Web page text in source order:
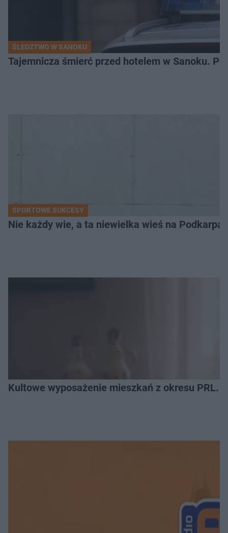
ŚLEDZTWO W SANOKU
Tajemnicza śmierć przed hotelem w Sanoku.
SPORTOWE SUKCESY
Nie każdy wie, a ta niewielka wieś na
Kultowe wyposażenie mieszkań z okresu PRL.